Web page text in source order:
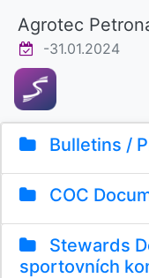
Agrotec
-31.01.2024
Bulletins /
COC
Stewards
sportovních